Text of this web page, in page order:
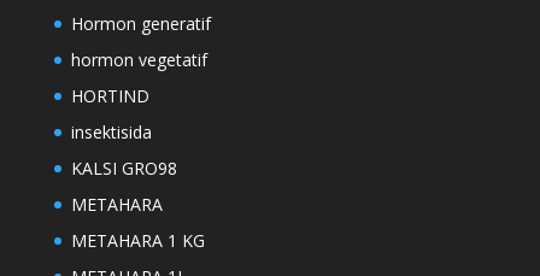
Hormon generatif
hormon vegetatif
HORTIND
insektisida
KALSI GRO98
METAHARA
METAHARA 1 KG